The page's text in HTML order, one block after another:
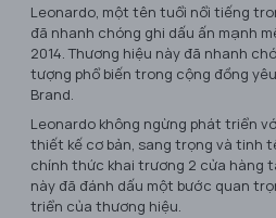
Leonardo, một tên tuổi nổi tiếng
đã nhanh chóng ghi dấu ấn mạnh
2014. Thương hiệu này đã nhanh
tượng phổ biến trong cộng đồng
Brand.
Leonardo không ngừng phát triển
thiết kế cơ bản, sang trọng và tinh
chính thức khai trương 2 cửa hàng
này đã đánh dấu một bước quan
triển của thương hiệu.